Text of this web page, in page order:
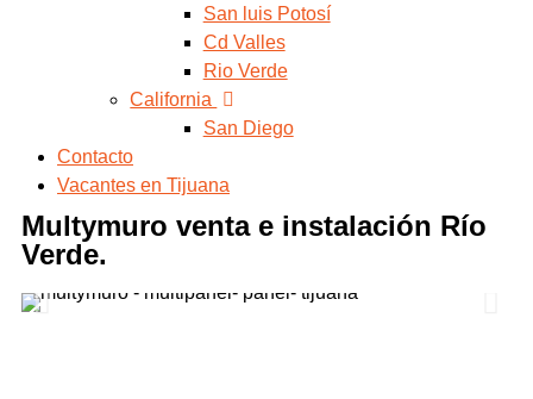
San luis Potosí
Cd Valles
Rio Verde
California
San Diego
Contacto
Vacantes en Tijuana
Multymuro venta e instalación Río
Verde.